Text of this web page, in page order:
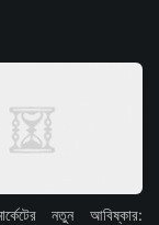
নতুন আবিষ্কার: